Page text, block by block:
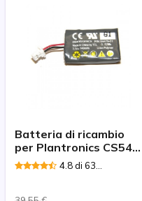
Batteria di ricambio
per Plantronics CS540
/ C565
4.8 di 63